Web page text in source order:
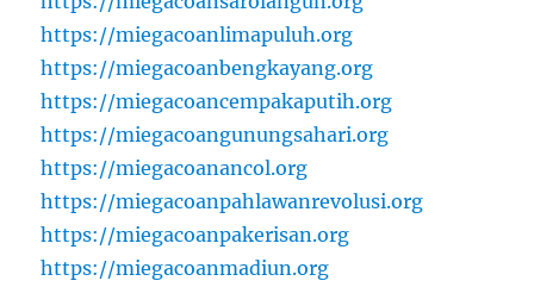
https://miegacoanlimapuluh.org
https://miegacoanbengkayang.org
https://miegacoancempakaputih.org
https://miegacoangunungsahari.org
https://miegacoanancol.org
https://miegacoanpahlawanrevolusi.org
https://miegacoanpakerisan.org
https://miegacoanmadiun.org